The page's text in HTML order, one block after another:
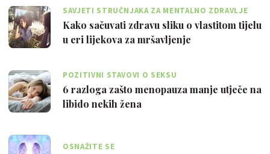
SAVJETI STRUČNJAKA ZA MENTALNO ZDRAVLJE
Kako sačuvati zdravu sliku o vlastitom tijelu
u eri lijekova za mršavljenje
POZITIVNI STAVOVI O SEKSU
6 razloga zašto menopauza manje utječe na
libido nekih žena
OSNAŽITE SE